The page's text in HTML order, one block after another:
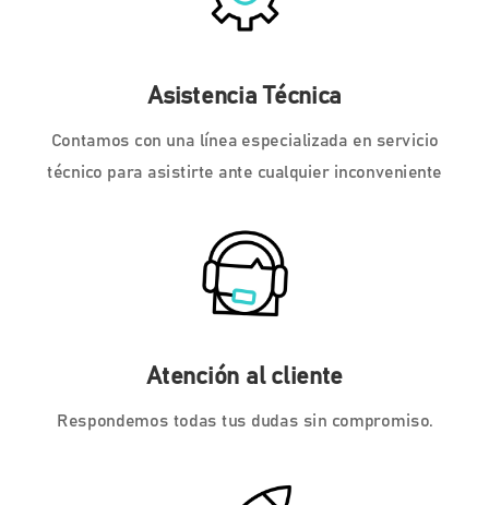
Asistencia Técnica
Contamos con una línea especializada en servicio
técnico para asistirte ante cualquier inconveniente
Atención al cliente
Respondemos todas tus dudas sin compromiso.